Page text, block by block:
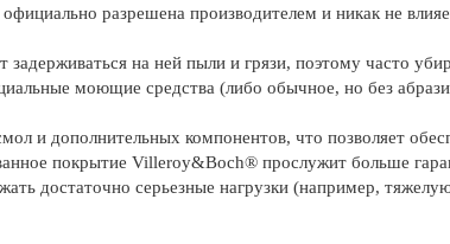
разрешена производителем и никак не
на ней пыли и грязи, поэтому часто
моющие средства (либо обычное, но без
и дополнительных компонентов, что позволяет
покрытие Villeroy&Boch® прослужит больше
достаточно серьезные нагрузки (например,